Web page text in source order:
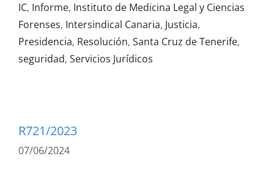
IC, Informe, Instituto de Medicina Legal y Ciencias
Forenses, Intersindical Canaria, Justicia,
Presidencia, Resolución, Santa Cruz de Tenerife,
seguridad, Servicios Jurídicos
R721/2023
07/06/2024